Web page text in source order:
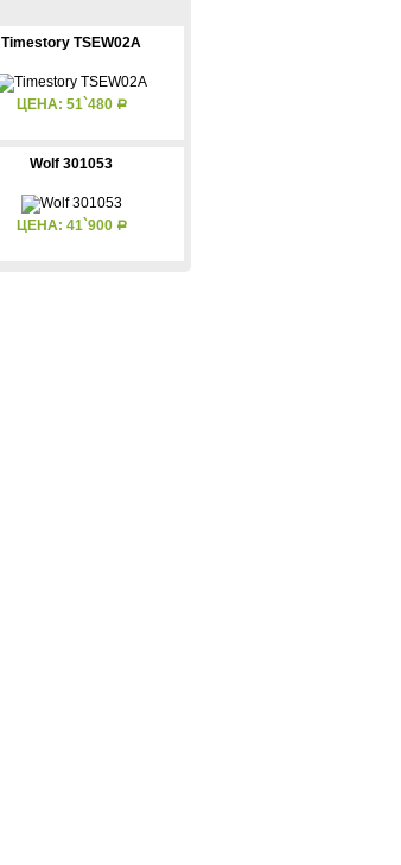
Timestory TSEW02A
ЦЕНА: 51`480 Р
Wolf 301053
ЦЕНА: 41`900 Р